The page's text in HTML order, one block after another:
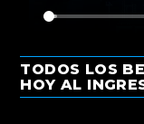
TODOS LOS
HOY AL